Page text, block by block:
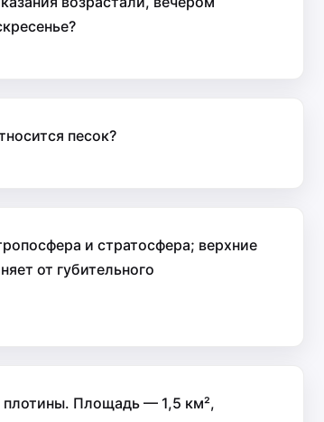
песок?
и стратосфера; верхние
от губительного
плотины. Площадь — 1,5 км²,